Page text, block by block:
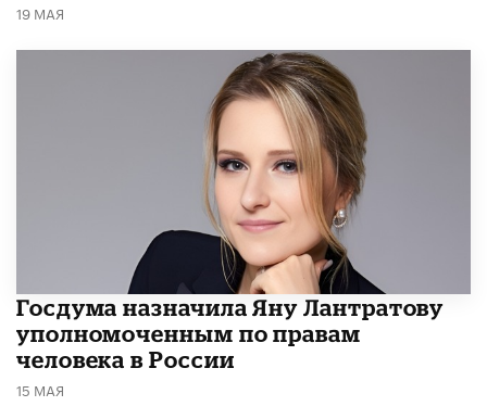
19 МАЯ
Госдума назначила Яну Лантратову
уполномоченным по правам
человека в России
15 МАЯ